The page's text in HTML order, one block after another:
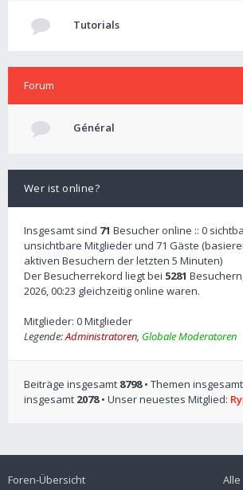
Tutorials
Forum
Général
Wer ist online?
Insgesamt sind 71 Besucher online :: 0
unsichtbare Mitglieder und 71 Gäste
aktiven Besuchern der letzten 5 Minuten)
Der Besucherrekord liegt bei 5281
2026, 00:23 gleichzeitig online waren.
Mitglieder: 0 Mitglieder
Legende:Administratoren, Globale Moderatoren
Beiträge insgesamt 8798• Themen insgesamt
insgesamt 2078• Unser neuestes Mitglied:
Foren-Übersicht